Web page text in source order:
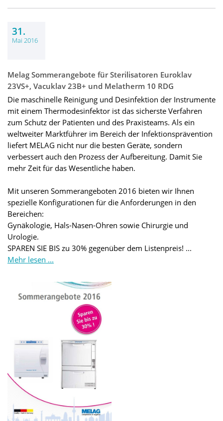
31.
Mai 2016
Melag Sommerangebote für Sterilisatoren Euroklav
23VS+, Vacuklav 23B+ und Melatherm 10 RDG
Die maschinelle Reinigung und Desinfektion der Instrumente
mit einem Thermodesinfektor ist das sicherste Verfahren
zum Schutz der Patienten und des Praxisteams. Als ein
weltweiter Marktführer im Bereich der Infektionsprävention
liefert MELAG nicht nur die besten Geräte, sondern
verbessert auch den Prozess der Aufbereitung. Damit Sie
mehr Zeit für das Wesentliche haben.
Mit unseren Sommerangeboten 2016 bieten wir Ihnen
spezielle Konfigurationen für die Anforderungen in den
Bereichen:
Gynäkologie, Hals-Nasen-Ohren sowie Chirurgie und
Urologie.
SPAREN SIE BIS zu 30% gegenüber dem Listenpreis! ...
Mehr lesen ...